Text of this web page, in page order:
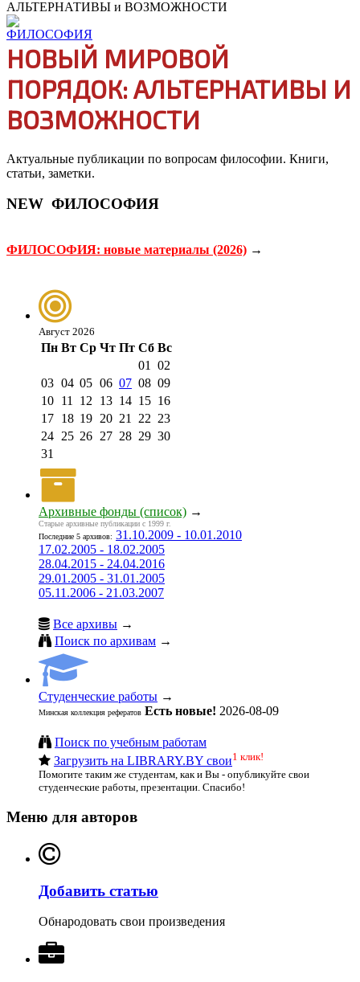
АЛЬТЕРНАТИВЫ и ВОЗМОЖНОСТИ
НОВЫЙ МИРОВОЙ
ПОРЯДОК: АЛЬТЕРНАТИВЫ И
ВОЗМОЖНОСТИ
Актуальные публикации по вопросам философии. Книги,
статьи, заметки.
NEW ФИЛОСОФИЯ
ФИЛОСОФИЯ: новые материалы (2026) →
Август 2026
Пн Вт Ср Чт Пт Сб Вс
01
02
03 04 05 06 07 08 09
10 11 12 13 14 15 16
17 18 19 20 21 22 23
24 25 26 27 28 29 30
31
Архивные фонды (список) →
Старые архивные публикации с 1999 г.
Последние 5 архивов: 31.10.2009 - 10.01.2010
17.02.2005 - 18.02.2005
28.04.2015 - 24.04.2016
29.01.2005 - 31.01.2005
05.11.2006 - 21.03.2007
Все архивы →
Поиск по архивам →
Студенческие работы →
Минская коллекция рефератов Есть новые! 2026-08-09
Поиск по учебным работам
Загрузить на LIBRARY.BY свои1 клик!
Помогите таким же студентам, как и Вы - опубликуйте свои
студенческие работы, презентации. Спасибо!
Меню для авторов
Добавить статью
Обнародовать свои произведения